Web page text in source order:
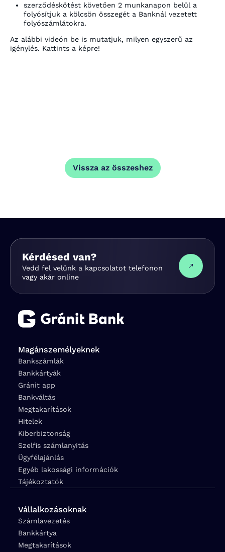
szerződéskötést követően 2 munkanapon belül a
folyósítjuk a kölcsön összegét a Banknál vezetett
folyószámlátokra.
Az alábbi videón be is mutatjuk, milyen egyszerű az
igénylés. Kattints a képre!
Vissza az összeshez
Kérdésed van?
Vedd fel velünk a kapcsolatot telefonon
vagy akár online
Magánszemélyeknek
Bankszámlák
Bankkártyák
Gránit app
Bankváltás
Megtakarítások
Hitelek
Kiberbiztonság
Szelfis számlanyitás
Ügyfélajánlás
Egyéb lakossági információk
Tájékoztatók
Vállalkozásoknak
Számlavezetés
Bankkártya
Megtakarítások